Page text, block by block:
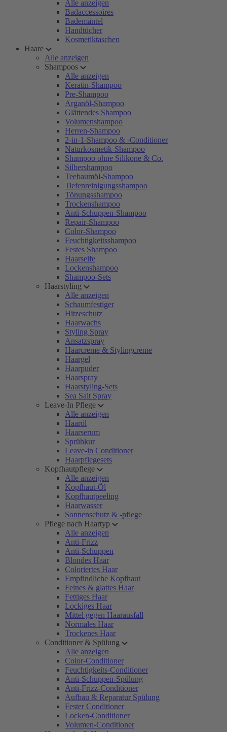
Alle anzeigen
Badaccessoires
Bademäntel
Handtücher
Kosmetiktaschen
Haare
Alle anzeigen
Shampoos
Alle anzeigen
Keratin-Shampoo
Pre-Shampoo
Arganöl-Shampoo
Glättendes Shampoo
Volumenshampoo
Herren-Shampoo
2-in-1-Shampoo & -Conditioner
Naturkosmetik-Shampoo
Shampoo ohne Silikone & Co.
Silbershampoo
Teebaumöl-Shampoo
Tiefenreinigungsshampoo
Tönungsshampoo
Trockenshampoo
Anti-Schuppen-Shampoo
Repair-Shampoo
Color-Shampoo
Feuchtigkeitsshampoo
Festes Shampoo
Haarseife
Lockenshampoo
Shampoo-Sets
Haarstyling
Alle anzeigen
Schaumfestiger
Hitzeschutz
Haarwachs
Styling Spray
Ansatzspray
Haarcreme & Stylingcreme
Haargel
Haarpuder
Haarspray
Haarstyling-Sets
Sea Salt Spray
Leave-In Pflege
Alle anzeigen
Haaröl
Haarserum
Sprühkur
Leave-in Conditioner
Haarpflegesets
Kopfhautpflege
Alle anzeigen
Kopfhaut-Öl
Kopfhautpeeling
Haarwasser
Sonnenschutz & -pflege
Pflege nach Haartyp
Alle anzeigen
Anti-Frizz
Anti-Schuppen
Blondes Haar
Coloriertes Haar
Empfindliche Kopfhaut
Feines & glattes Haar
Fettiges Haar
Lockiges Haar
Mittel gegen Haarausfall
Normales Haar
Trockenes Haar
Conditioner & Spülung
Alle anzeigen
Color-Conditioner
Feuchtigkeits-Conditioner
Anti-Schuppen-Spülung
Anti-Frizz-Conditioner
Aufbau & Reparatur Spülung
Fester Conditioner
Locken-Conditioner
Volumen-Conditioner